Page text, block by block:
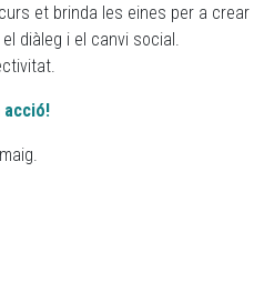
et brinda les eines per a
diàleg i el canvi social.
acció!